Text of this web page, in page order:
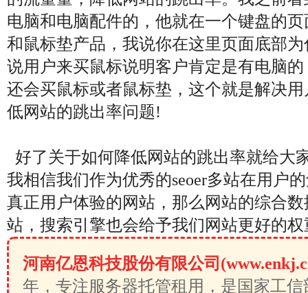
电脑和电脑配件的，他就在一个键盘的
和鼠标垫产品，我说你在这里页面底部
说用户来买鼠标说明客户肯定是有电脑
还会买鼠标或者鼠标垫，这个就是解决
低网站的跳出率问题!
好了关于如何降低网站的跳出率就给大
我相信我们作为优秀的seoer多站在用户
真正用户体验的网站，那么网站的综合
站，搜索引擎也会给予我们网站更好的
河南亿恩科技股份有限公司
年，专注服务器托管租用，是国家工